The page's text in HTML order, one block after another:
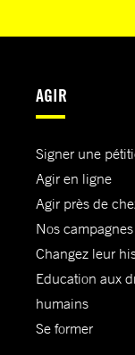
AGIR
Signer une
Agir en ligne
Agir près de
Nos campagnes
Changez leur
Education aux
humains
Se former